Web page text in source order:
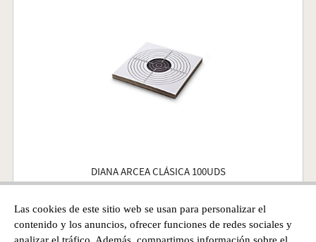
Las cookies de este sitio web se usan para personalizar el
contenido y los anuncios, ofrecer funciones de redes sociales y
DIANA ARCEA CLÁSICA 100UDS
Precio
10,00€